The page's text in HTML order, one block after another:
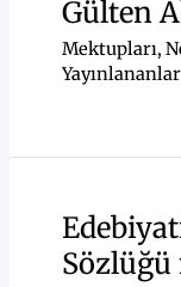
Gülten
Mektupları,
Yayınlananlar